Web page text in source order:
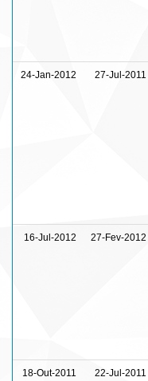
24-Jan-2012 27-Jul-2011
16-Jul-2012 27-Fev-2012
18-Out-2011 22-Jul-2011